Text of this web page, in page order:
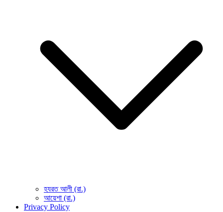
হযরত আলী (রা.)
আয়েশা (রা.)
Privacy Policy